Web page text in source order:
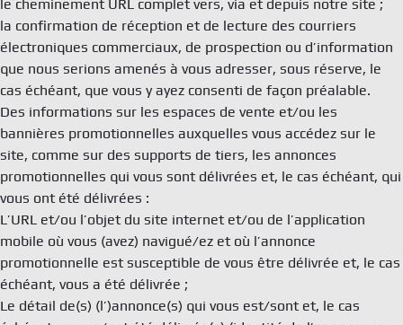
le cheminement URL complet vers, via et depuis notre site ;
la confirmation de réception et de lecture des courriers
électroniques commerciaux, de prospection ou d’information
que nous serions amenés à vous adresser, sous réserve, le
cas échéant, que vous y ayez consenti de façon préalable.
Des informations sur les espaces de vente et/ou les
bannières promotionnelles auxquelles vous accédez sur le
site, comme sur des supports de tiers, les annonces
promotionnelles qui vous sont délivrées et, le cas échéant, qui
vous ont été délivrées :
L’URL et/ou l’objet du site internet et/ou de l’application
mobile où vous (avez) navigué/ez et où l’annonce
promotionnelle est susceptible de vous être délivrée et, le cas
échéant, vous a été délivrée ;
Le détail de(s) (l’)annonce(s) qui vous est/sont et, le cas